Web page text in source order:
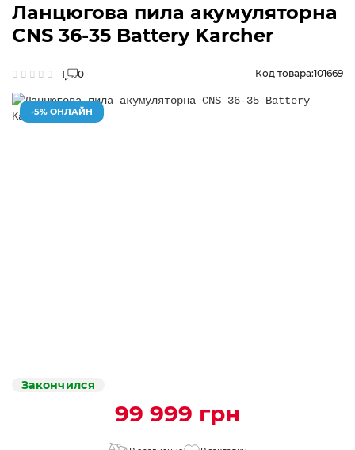
Ланцюгова пила акумуляторна
CNS 36-35 Battery Karcher
0 Код товара:101669
-5% ОНЛАЙН
Закончился
99 999 грн